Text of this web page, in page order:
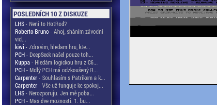
POSLEDNÍCH 10 Z DISKUZE
LHS- Není to HotRod?
Roberto Bruno- Ahoj, sháním závodní
vid...
kiwi - Zdravim, hledam hru, kte...
PCH- DeepSeek našel pouze toh...
Kuppa - Hledám logickou hru z C6...
PCH- Mdlý PCH má odzkoušený R...
Carpenter- Souhlasím s Patrikem a k...
Carpenter- Vše už funguje ke spokoj...
LHS- Nerozporuju. Jen mě poba...
PCH- Mas dve moznosti. 1. bu...